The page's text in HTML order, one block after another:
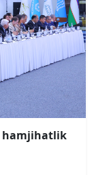
hamjihatlik